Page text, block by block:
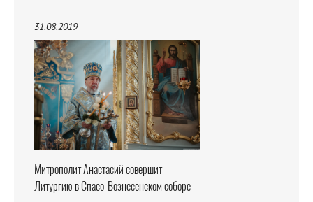
31.08.2019
Митрополит Анастасий совершит
Литургию в Спасо-Вознесенском соборе